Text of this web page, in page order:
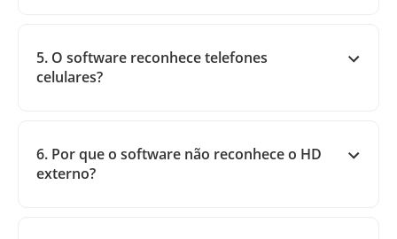
5. O software reconhece telefones
celulares?
6. Por que o software não reconhece o HD
externo?